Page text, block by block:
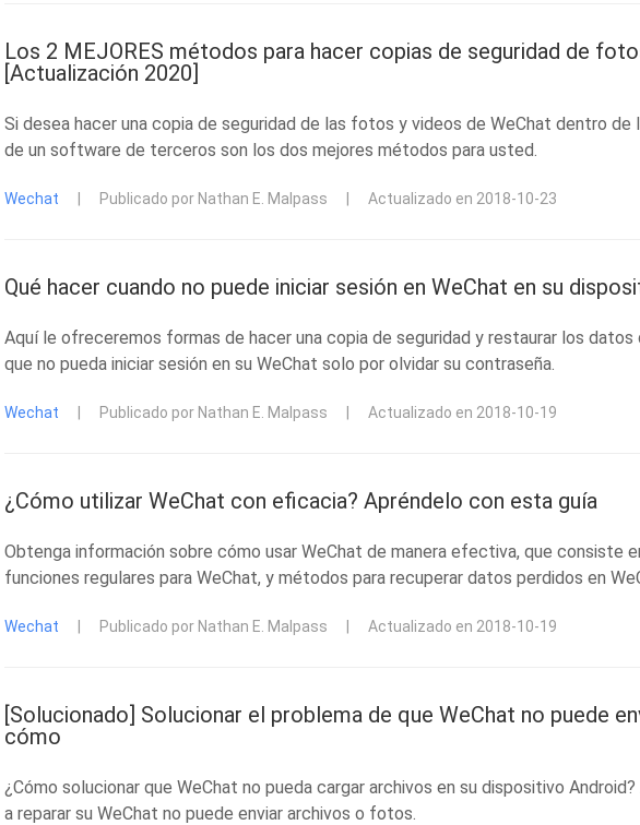
Los 2 MEJORES métodos para hacer copias de seguridad de
[Actualización 2020]
Si desea hacer una copia de seguridad de las fotos y videos de WeChat dentro de
de un software de terceros son los dos mejores métodos para usted.
Wechat Publicado por Nathan E. Malpass Actualizado en 2018-10-23
Qué hacer cuando no puede iniciar sesión en WeChat en su
Aquí le ofreceremos formas de hacer una copia de seguridad y restaurar los datos
que no pueda iniciar sesión en su WeChat solo por olvidar su contraseña.
Wechat Publicado por Nathan E. Malpass Actualizado en 2018-10-19
¿Cómo utilizar WeChat con eficacia? Apréndelo con esta guía
Obtenga información sobre cómo usar WeChat de manera efectiva, que consiste
funciones regulares para WeChat, y métodos para recuperar datos perdidos en
Wechat Publicado por Nathan E. Malpass Actualizado en 2018-10-19
[Solucionado] Solucionar el problema de que WeChat no puede
cómo
¿Cómo solucionar que WeChat no pueda cargar archivos en su dispositivo
a reparar su WeChat no puede enviar archivos o fotos.